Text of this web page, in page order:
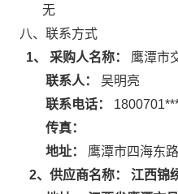
无
八、联系方式
1、 采购人名称：
鹰潭市
联系人：
吴明亮
联系电话：
传真：
地址：
鹰潭市四海东
2、供应商名称： 江西锦